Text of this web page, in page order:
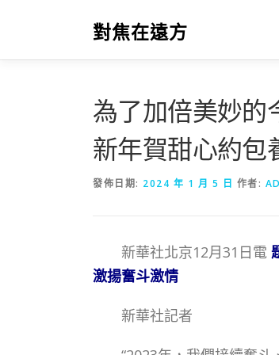
要
對焦在遠方
為了加倍美妙
新年賀甜心約包
發佈日期: 2024 年 1 月 5 日 作者:
新華社北京12月31日電
激揚奮斗激情
新華社記者